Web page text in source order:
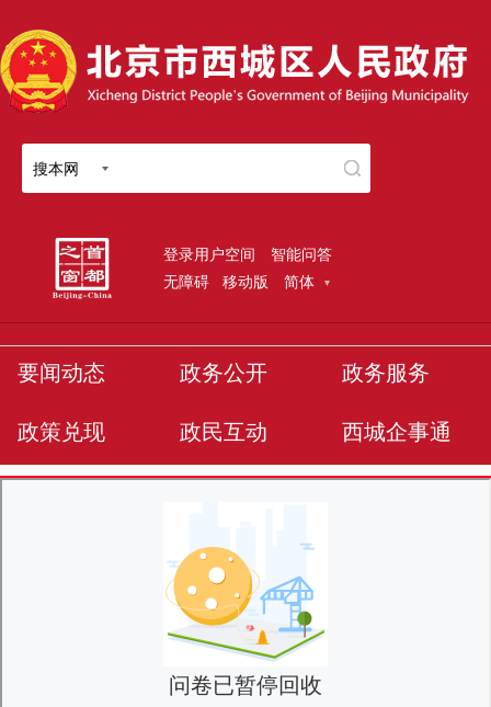
搜本网
登录用户空间
智能问答
无障碍
移动版 简体
要闻动态 政务公开 政务服务
政策兑现 政民互动 西城企事通